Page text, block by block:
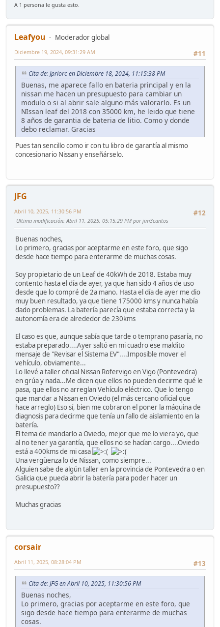
A 1 persona le gusta esto.
Leafyou
Moderador global
#11
Diciembre 19, 2024, 09:31:29 AM
Cita de: Jpriorc en Diciembre 18, 2024, 11:15:38 PM
Buenas, me aparece fallo en bateria principal y en la
nissan me hacen un presupuesto para cambiar un
modulo o si al abrir sale alguno más valorarlo. Es un
NIssan leaf del 2018 con 35000 km, he leido que tiene
8 años de garantia de bateria de litio. Como y donde
debo reclamar. Gracias
Pues tan sencillo como ir con tu libro de garantía al mismo
concesionario Nissan y enseñárselo.
JFG
#12
Abril 10, 2025, 11:30:56 PM
Ultima modificación: Abril 11, 2025, 05:15:29 PM por jim3cantos
Buenas noches,
Lo primero, gracias por aceptarme en este foro, que sigo
desde hace tiempo para enterarme de muchas cosas.
Soy propietario de un Leaf de 40kWh de 2018. Estaba muy
contento hasta el día de ayer, ya que han sido 4 años de uso
desde que lo compré de 2a mano. Hasta el día de ayer me dio
muy buen resultado, ya que tiene 175000 kms y nunca había
dado problemas. La batería parecía que estaba correcta y la
autonomía era de alrededor de 230kms
El caso es que, aunque sabía que tarde o temprano pasaría, no
estaba preparado....Ayer saltó en mi cuadro ese maldito
mensaje de "Revisar el Sistema EV"....Imposible mover el
vehículo, obviamente...
Lo llevé a taller oficial Nissan Rofervigo en Vigo (Pontevedra)
en grúa y nada...Me dicen que ellos no pueden decirme qué le
pasa, que ellos no arreglan Vehículo eléctrico. Que lo tengo
que mandar a Nissan en Oviedo (el más cercano oficial que
hace arreglo) Eso sí, bien me cobraron el poner la máquina de
diagnosis para decirme que tenía un fallo de aislamiento en la
batería.
El tema de mandarlo a Oviedo, mejor que me lo viera yo, que
al no tener ya garantía, que ellos no se hacían cargo....Oviedo
está a 400kms de mi casa
Una vergüenza lo de Nissan, como siempre...
Alguien sabe de algún taller en la provincia de Pontevedra o en
Galicia que pueda abrir la batería para poder hacer un
presupuesto??
Muchas gracias
corsair
#13
Abril 11, 2025, 08:28:04 PM
Cita de: JFG en Abril 10, 2025, 11:30:56 PM
Buenas noches,
Lo primero, gracias por aceptarme en este foro, que
sigo desde hace tiempo para enterarme de muchas
cosas.